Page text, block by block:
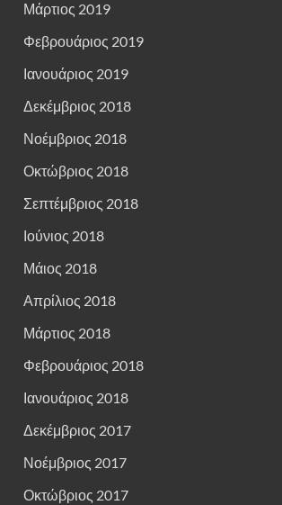
Μάρτιος 2019
Φεβρουάριος 2019
Ιανουάριος 2019
Δεκέμβριος 2018
Νοέμβριος 2018
Οκτώβριος 2018
Σεπτέμβριος 2018
Ιούνιος 2018
Μάιος 2018
Απρίλιος 2018
Μάρτιος 2018
Φεβρουάριος 2018
Ιανουάριος 2018
Δεκέμβριος 2017
Νοέμβριος 2017
Οκτώβριος 2017